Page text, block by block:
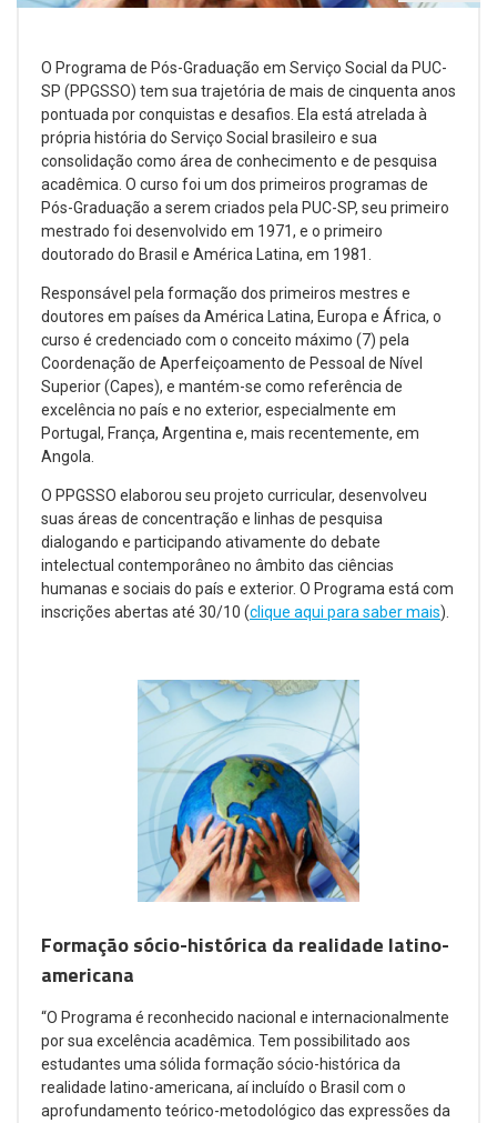
O Programa de Pós-Graduação em Serviço Social da PUC-
SP (PPGSSO) tem sua trajetória de mais de cinquenta anos
pontuada por conquistas e desafios. Ela está atrelada à
própria história do Serviço Social brasileiro e sua
consolidação como área de conhecimento e de pesquisa
acadêmica. O curso foi um dos primeiros programas de
Pós-Graduação a serem criados pela PUC-SP, seu primeiro
mestrado foi desenvolvido em 1971, e o primeiro
doutorado do Brasil e América Latina, em 1981.
Responsável pela formação dos primeiros mestres e
doutores em países da América Latina, Europa e África, o
curso é credenciado com o conceito máximo (7) pela
Coordenação de Aperfeiçoamento de Pessoal de Nível
Superior (Capes), e mantém-se como referência de
excelência no país e no exterior, especialmente em
Portugal, França, Argentina e, mais recentemente, em
Angola.
O PPGSSO elaborou seu projeto curricular, desenvolveu
suas áreas de concentração e linhas de pesquisa
dialogando e participando ativamente do debate
intelectual contemporâneo no âmbito das ciências
humanas e sociais do país e exterior. O Programa está com
inscrições abertas até 30/10 (clique aqui para saber mais).
Formação sócio-histórica da realidade latino-
americana
“O Programa é reconhecido nacional e internacionalmente
por sua excelência acadêmica. Tem possibilitado aos
estudantes uma sólida formação sócio-histórica da
realidade latino-americana, aí incluído o Brasil com o
aprofundamento teórico-metodológico das expressões da